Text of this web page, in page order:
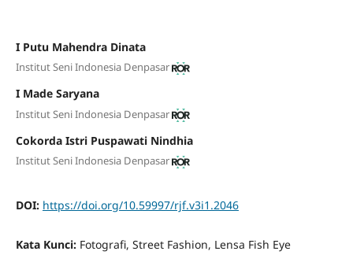
I Putu Mahendra Dinata
Institut Seni Indonesia Denpasar
I Made Saryana
Institut Seni Indonesia Denpasar
Cokorda Istri Puspawati Nindhia
Institut Seni Indonesia Denpasar
DOI: https://doi.org/10.59997/rjf.v3i1.2046
Kata Kunci: Fotografi, Street Fashion, Lensa Fish Eye